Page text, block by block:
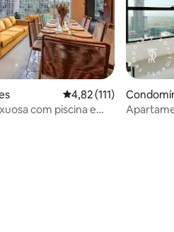
4,82 de uma avaliação
4,82 (111)
com piscina e